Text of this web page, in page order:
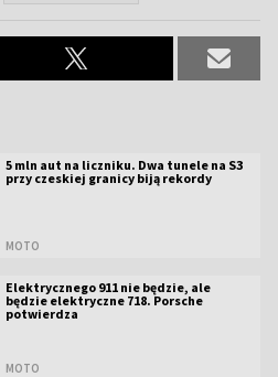
5 mln aut na liczniku. Dwa tunele na S3
przy czeskiej granicy biją rekordy
MOTO
Elektrycznego 911 nie będzie, ale
będzie elektryczne 718. Porsche
potwierdza
MOTO